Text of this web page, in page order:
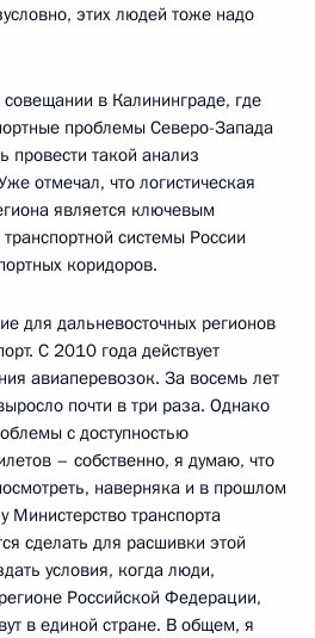
этих людей тоже надо
в Калининграде, где
проблемы Северо-Запада
провести такой анализ
отмечал, что логистическая
является ключевым
системы России
коридоров.
для дальневосточных регионов
С 2010 года действует
авиаперевозок. За восемь лет
почти в три раза. Однако
с доступностью
– собственно, я думаю, что
наверняка и в прошлом
транспорта
сделать для расшивки этой
условия, когда люди,
Российской Федерации,
в единой стране. В общем, я